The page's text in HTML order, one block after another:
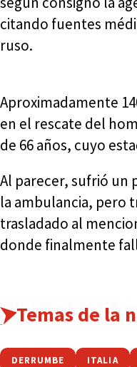
citando fuentes
ruso.
Aproximadamente
en el rescate del
de 66 años, cuyo
Al parecer, sufrió un
la ambulancia, pero
trasladado al
donde finalmente
Temas de la
DERRUMBE ITALIA